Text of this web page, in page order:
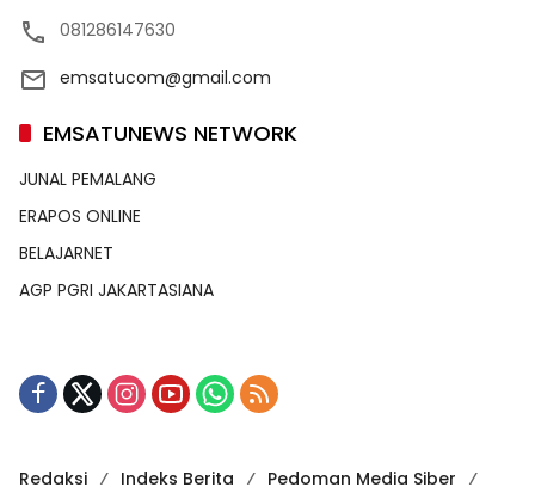
081286147630
emsatucom@gmail.com
EMSATUNEWS NETWORK
JUNAL PEMALANG
ERAPOS ONLINE
BELAJARNET
AGP PGRI JAKARTASIANA
Redaksi Indeks Berita Pedoman Media Siber